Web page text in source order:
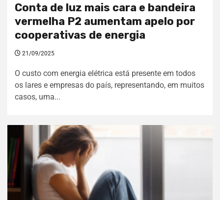
Conta de luz mais cara e bandeira
vermelha P2 aumentam apelo por
cooperativas de energia
21/09/2025
O custo com energia elétrica está presente em todos
os lares e empresas do país, representando, em muitos
casos, uma...